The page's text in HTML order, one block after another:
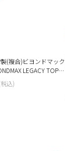
(複合)ビヨンドマック
LEGACY TOP…
込)